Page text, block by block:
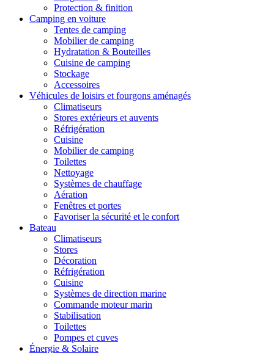
Protection & finition
Camping en voiture
Tentes de camping
Mobilier de camping
Hydratation & Bouteilles
Cuisine de camping
Stockage
Accessoires
Véhicules de loisirs et fourgons aménagés
Climatiseurs
Stores extérieurs et auvents
Réfrigération
Cuisine
Mobilier de camping
Toilettes
Nettoyage
Systèmes de chauffage
Aération
Fenêtres et portes
Favoriser la sécurité et le confort
Bateau
Climatiseurs
Stores
Décoration
Réfrigération
Cuisine
Systèmes de direction marine
Commande moteur marin
Stabilisation
Toilettes
Pompes et cuves
Énergie & Solaire